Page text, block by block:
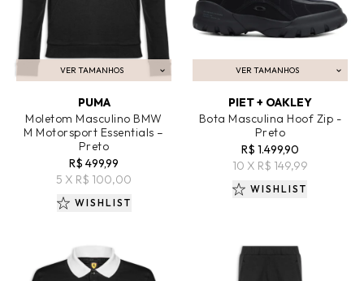
VER TAMANHOS
ADICIONAR AO CARRINHO
PUMA
Moletom Masculino BMW
M Motorsport Essentials –
Preto
R$ 499,99
5 X R$ 100,00
WISHLIST
VER TAMANHOS
ADICIONAR AO CARRINHO
PIET + OAKLEY
Bota Masculina Hoof Zip -
Preto
R$ 1.499,90
10 X R$ 149,99
WISHLIST